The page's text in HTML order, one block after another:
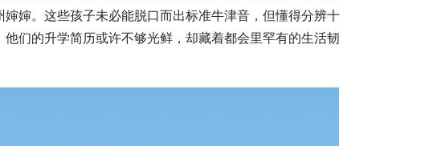
婶。这些孩子未必能脱口而出标准牛津音，但懂得分辨十
们的升学简历或许不够光鲜，却藏着都会里罕有的生活韧